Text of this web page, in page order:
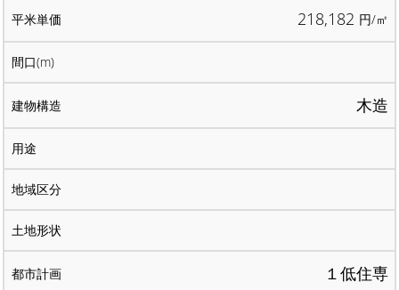
218,182 円/㎡
木造
１低住専